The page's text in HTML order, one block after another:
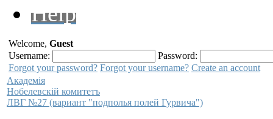
Help
Welcome, Guest
Username:
Password:
Forgot your password? Forgot your username? Create an account
Академiя
Нобелевскiй комитетъ
ЛВГ №27 (вариант "подполья полей Гурвича")